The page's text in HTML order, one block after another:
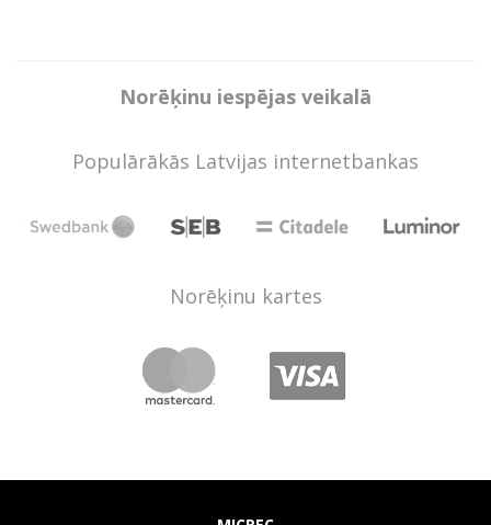
Norēķinu iespējas veikalā
Populārākās Latvijas internetbankas
Norēķinu kartes